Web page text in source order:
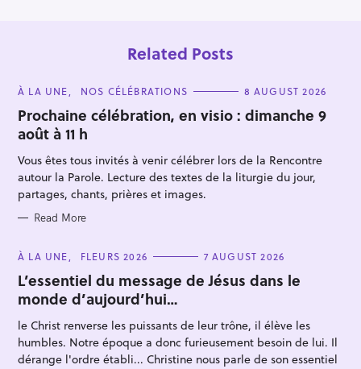
Related Posts
C
T
E
G
O
R
I
E
S
À LA UNE NOS CÉLÉBRATIONS 8 AUGUST 2026
Prochaine célébration, en visio : dimanche 9
août à 11 h
Vous êtes tous invités à venir célébrer lors de la Rencontre
autour la Parole. Lecture des textes de la liturgie du jour,
partages, chants, prières et images.
Read More
C
T
E
G
O
R
I
E
S
À LA UNE FLEURS 2026 7 AUGUST 2026
L’essentiel du message de Jésus dans le
monde d’aujourd’hui…
le Christ renverse les puissants de leur trône, il élève les
humbles. Notre époque a donc furieusement besoin de lui. Il
dérange l'ordre établi... Christine nous parle de son essentiel
S
a
r